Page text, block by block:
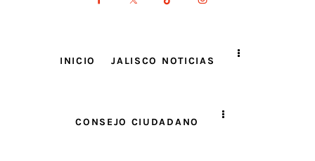
INICIO JALISCO NOTICIAS
CONSEJO CIUDADANO